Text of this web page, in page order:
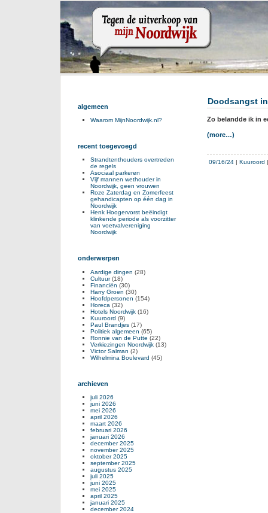
Doodsangst
Zo belandde ik in
(more…)
09/16/24 | Kuuroord
algemeen
Waarom MijnNoordwijk.nl?
recent toegevoegd
Strandtenthouders overtreden
de regels
Asociaal parkeren
Vijf mannen wethouder in
Noordwijk, geen vrouwen
Roze Zaterdag en Zomerfeest
gehandicapten op één dag in
Noordwijk
Henk Hoogervorst beëindigt
klinkende periode als voorzitter
van voetvalvereniging
Noordwijk
onderwerpen
Aardige dingen (28)
Cultuur(18)
Financiën (30)
Harry Groen (30)
Hoofdpersonen (154)
Horeca (32)
Hotels Noordwijk (16)
Kuuroord (9)
Paul Brandjes (17)
Politiek algemeen (65)
Ronnie van de Putte (22)
Verkiezingen Noordwijk (13)
Victor Salman (2)
Wilhelmina Boulevard (45)
archieven
juli 2026
juni 2026
mei 2026
april 2026
maart 2026
februari 2026
januari 2026
december 2025
november 2025
oktober 2025
september 2025
augustus 2025
juli 2025
juni 2025
mei 2025
april 2025
januari 2025
december 2024